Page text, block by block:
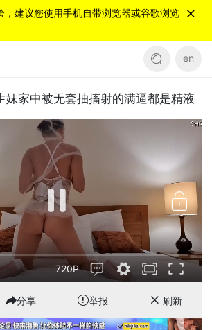
，建议您使用手机自带浏览器或谷歌浏览
en
妹家中被无套抽搐射的满逼都是精液
720P
分享 举报 刷新